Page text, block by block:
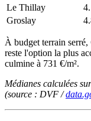
Le Thillay
Groslay
À budget terrain serré,
reste l'option la plus
culmine à 731 €/m².
Médianes calculées
(source : DVF /